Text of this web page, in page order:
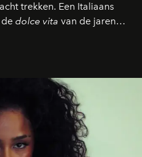
trekken. Een Italiaans
dolce vita van de jaren
die na zonsondergang
en de
zijn de nieuwe adressen
van lange lunches tot